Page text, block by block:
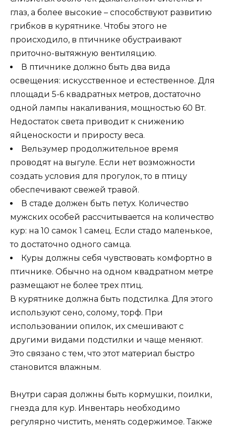
глаз, а более высокие – способствуют развитию
грибков в курятнике. Чтобы этого не
происходило, в птичнике обустраивают
приточно-вытяжную вентиляцию.
В птичнике должно быть два вида
освещения: искусственное и естественное. Для
площади 5-6 квадратных метров, достаточно
одной лампы накаливания, мощностью 60 Вт.
Недостаток света приводит к снижению
яйценоскости и приросту веса.
Вельзумер продолжительное время
проводят на выгуле. Если нет возможности
создать условия для прогулок, то в птицу
обеспечивают свежей травой.
В стаде должен быть петух. Количество
мужских особей рассчитывается на количество
кур: на 10 самок 1 самец. Если стадо маленькое,
то достаточно одного самца.
Куры должны себя чувствовать комфортно в
птичнике. Обычно на одном квадратном метре
размещают не более трех птиц.
В курятнике должна быть подстилка. Для этого
используют сено, солому, торф. При
использовании опилок, их смешивают с
другими видами подстилки и чаще меняют.
Это связано с тем, что этот материал быстро
становится влажным.
Внутри сарая должны быть кормушки, поилки,
гнезда для кур. Инвентарь необходимо
регулярно чистить, менять содержимое. Также